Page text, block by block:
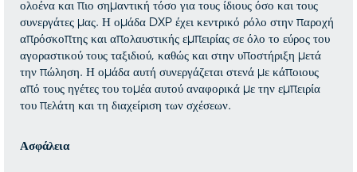
ολοένα και πιο σημαντική τόσο για τους ίδιους όσο και τους
συνεργάτες μας. Η ομάδα DXP έχει κεντρικό ρόλο στην παροχή
απρόσκοπτης και απολαυστικής εμπειρίας σε όλο το εύρος του
αγοραστικού τους ταξιδιού, καθώς και στην υποστήριξη μετά
την πώληση. Η ομάδα αυτή συνεργάζεται στενά με κάποιους
από τους ηγέτες του τομέα αυτού αναφορικά με την εμπειρία
του πελάτη και τη διαχείριση των σχέσεων.
Ασφάλεια